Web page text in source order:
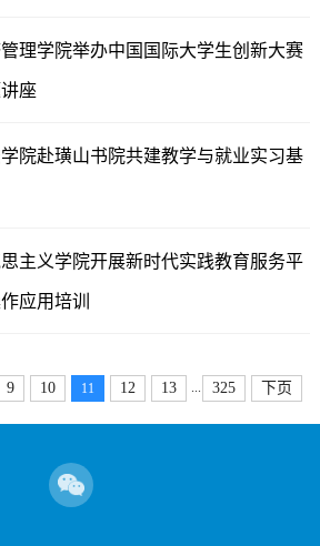
理学院举办中国国际大学生创新大赛
座
院赴璜山书院共建教学与就业实习基
主义学院开展新时代实践教育服务平
应用培训
9 10 11 12 13 325 下页